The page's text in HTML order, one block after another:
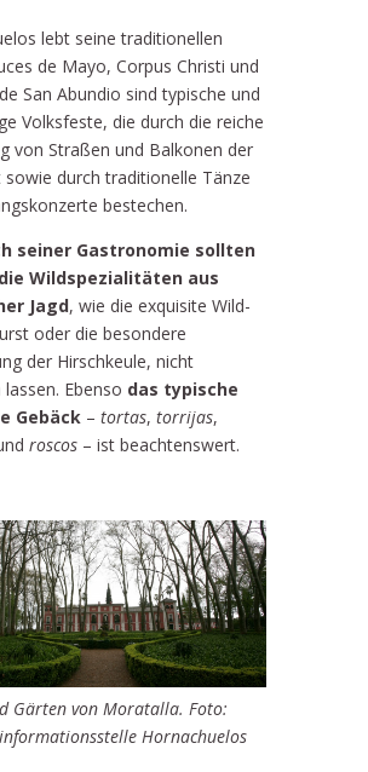
lebt seine traditionellen
de Mayo, Corpus Christi und
San Abundio sind typische und
Volksfeste, die durch die reiche
von Straßen und Balkonen der
durch traditionelle Tänze
bestechen.
seiner Gastronomie sollten
Wildspezialitäten aus
Jagd, wie die exquisite Wild-
oder die besondere
der Hirschkeule, nicht
Ebenso das typische
Gebäck – tortas, torrijas,
roscos – ist beachtenswert.
Gärten von Moratalla. Foto:
Hornachuelos